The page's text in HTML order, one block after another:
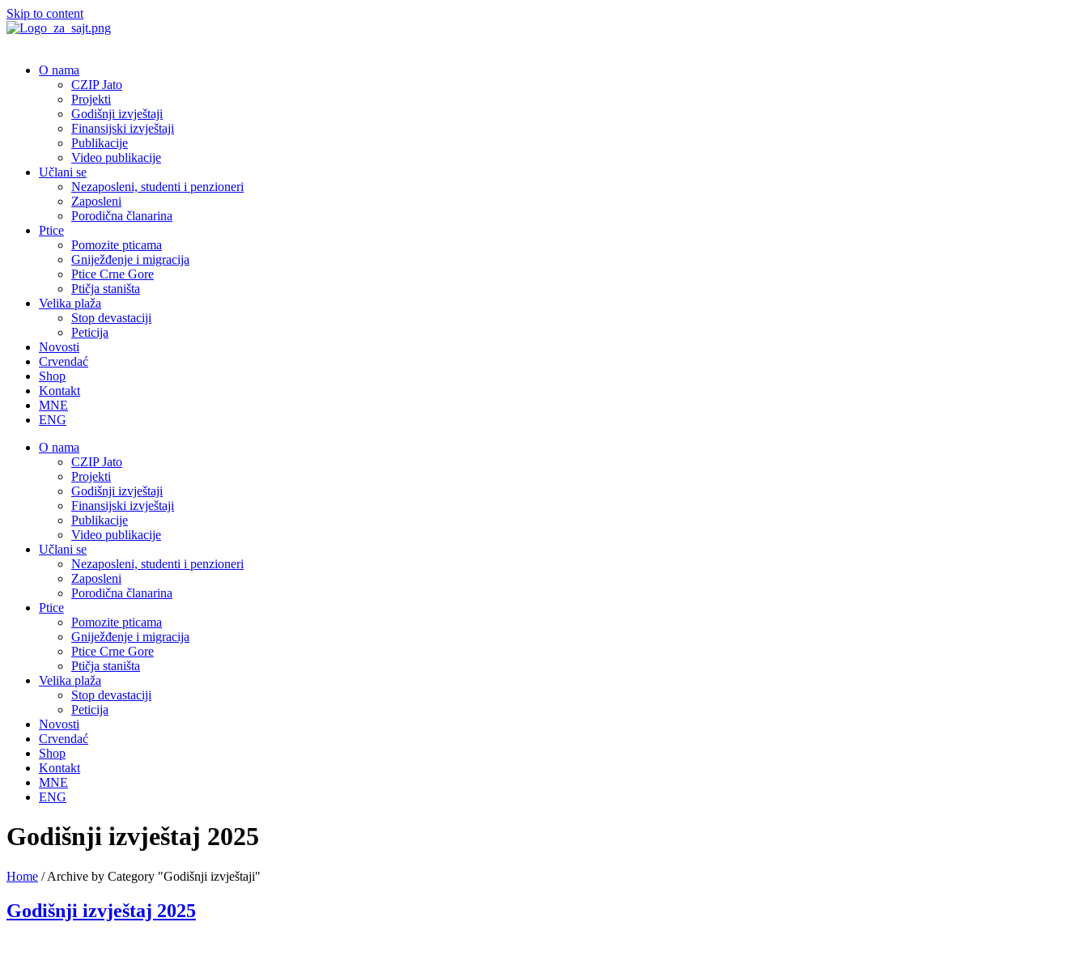
Skip to content
O nama
CZIP Jato
Projekti
Godišnji izvještaji
Finansijski izvještaji
Publikacije
Video publikacije
Učlani se
Nezaposleni, studenti i penzioneri
Zaposleni
Porodična članarina
Ptice
Pomozite pticama
Gniježđenje i migracija
Ptice Crne Gore
Ptičja staništa
Velika plaža
Stop devastaciji
Peticija
Novosti
Crvendać
Shop
Kontakt
MNE
ENG
O nama
CZIP Jato
Projekti
Godišnji izvještaji
Finansijski izvještaji
Publikacije
Video publikacije
Učlani se
Nezaposleni, studenti i penzioneri
Zaposleni
Porodična članarina
Ptice
Pomozite pticama
Gniježđenje i migracija
Ptice Crne Gore
Ptičja staništa
Velika plaža
Stop devastaciji
Peticija
Novosti
Crvendać
Shop
Kontakt
MNE
ENG
Godišnji izvještaj 2025
Home /Archive by Category "Godišnji izvještaji"
Godišnji izvještaj 2025